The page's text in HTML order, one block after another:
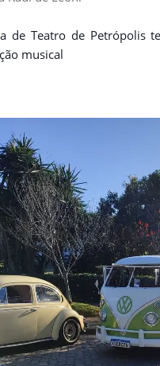
de Teatro de Petrópolis
musical